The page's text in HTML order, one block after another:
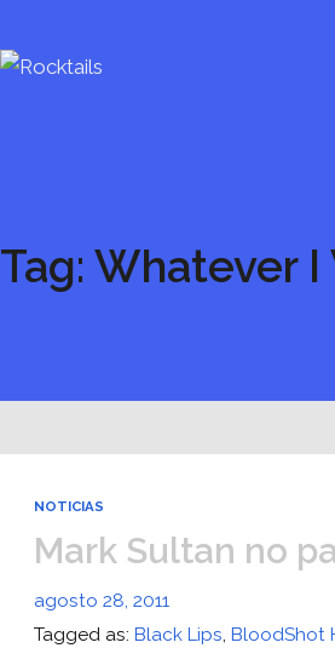
Tag: Whatever
NOTICIAS
Mark Sultan no
agosto 28, 2011
Tagged as:Black Lips,BloodShot